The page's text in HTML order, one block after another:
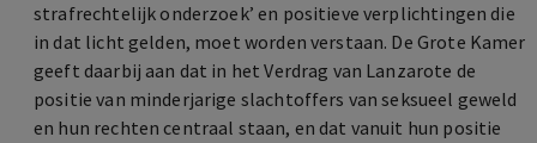
strafrechtelijk onderzoek’ en positieve verplichtingen die
in dat licht gelden, moet worden verstaan. De Grote Kamer
geeft daarbij aan dat in het Verdrag van Lanzarote de
positie van minderjarige slachtoffers van seksueel geweld
en hun rechten centraal staan, en dat vanuit hun positie